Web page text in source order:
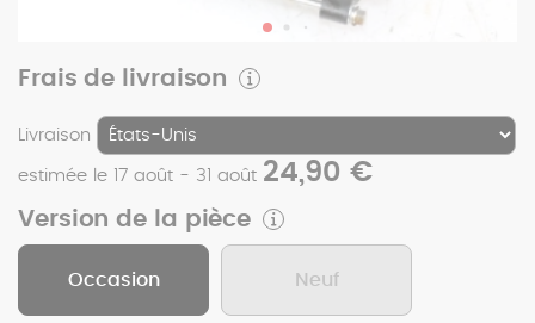
Frais de livraison
Livraison
estimée le 17 août - 31 août 24,90 €
Version de la pièce
Occasion Neuf